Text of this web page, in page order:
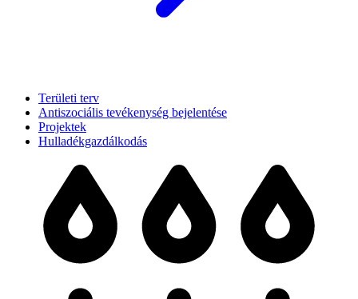
Területi terv
Antiszociális tevékenység bejelentése
Projektek
Hulladékgazdálkodás